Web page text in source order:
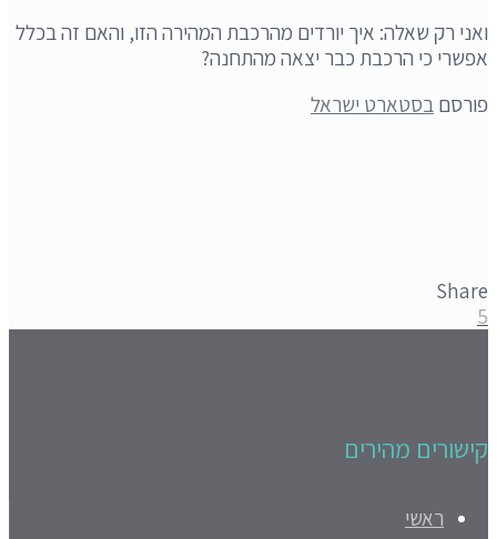
ואני רק שאלה: איך יורדים מהרכבת המהירה הזו, והאם זה בכלל
אפשרי כי הרכבת כבר יצאה מהתחנה?
פורסם בסטארט ישראל
Share
5
קישורים מהירים
ראשי